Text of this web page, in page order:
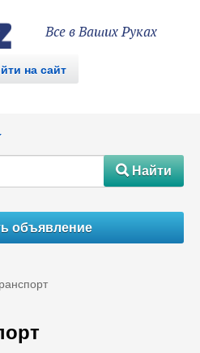
Все в Ваших Руках
на сайт
#Найти
объявление